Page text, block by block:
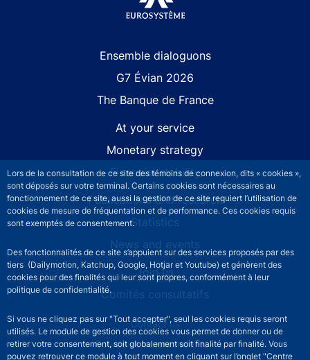
Lors de la consultation de ce site des témoins de connexion, dits « cookies »,
sont déposés sur votre terminal. Certains cookies sont nécessaires au
fonctionnement de ce site, aussi la gestion de ce site requiert l’utilisation de
cookies de mesure de fréquentation et de performance. Ces cookies requis
sont exemptés de consentement.
Des fonctionnalités de ce site s’appuient sur des services proposés par des
tiers (Dailymotion, Katchup, Google, Hotjar et Youtube) et génèrent des
cookies pour des finalités qui leur sont propres, conformément à leur
politique de confidentialité.
Si vous ne cliquez pas sur "Tout accepter", seul les cookies requis seront
utilisés. Le module de gestion des cookies vous permet de donner ou de
retirer votre consentement, soit globalement soit finalité par finalité. Vous
pouvez retrouver ce module à tout moment en cliquant sur l’onglet "Centre
Ensemble dialoguons
G7 Évian 2026
The Banque de France
At your service
Monetary strategy
Financial stability
Publications and research
Statistics
News and events
Join us
Comités consultatifs
Footer secondary menuContact us
Sourds et malentendants